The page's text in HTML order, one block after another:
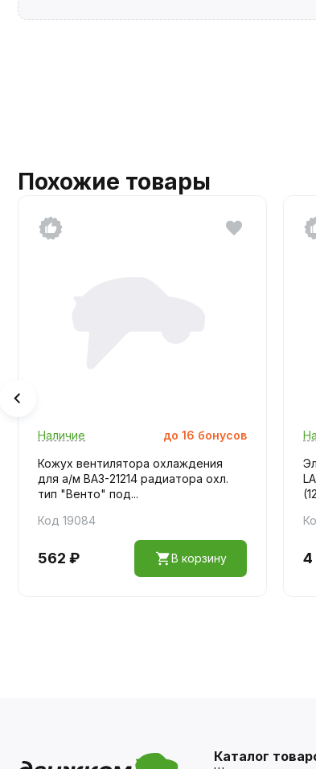
Похожие товары
Наличие до 16 бонусов
Кожух вентилятора охлаждения
для а/м ВАЗ-21214 радиатора охл.
тип "Венто" под...
Код 19084
562 ₽ В корзину 4
Каталог